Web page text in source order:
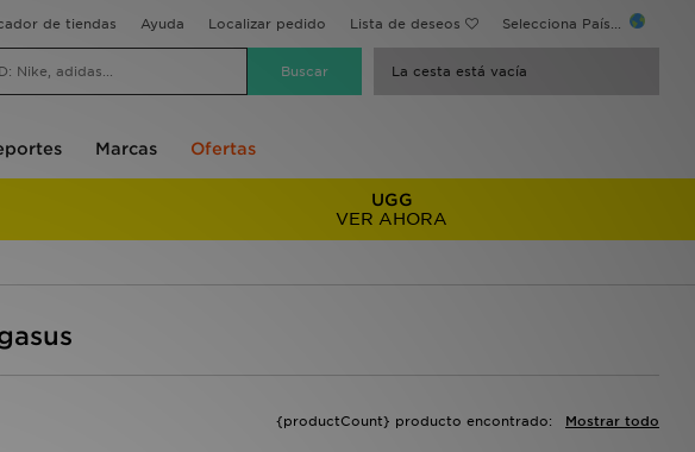
de tiendas Ayuda Localizar pedido Lista de deseos Selecciona País...
La cesta está vacía
Marcas Ofertas
UGG
VER AHORA
Mostrar todo
{productCount} producto encontrado: